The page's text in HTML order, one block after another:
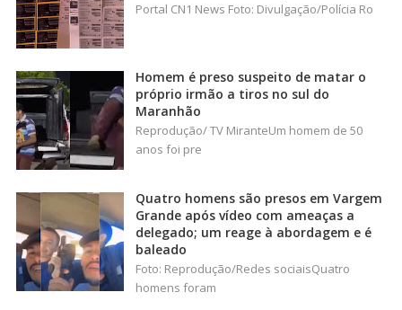
Portal CN1 News Foto: Divulgação/Polícia Ro
Homem é preso suspeito de matar o
próprio irmão a tiros no sul do
Maranhão
Reprodução/ TV MiranteUm homem de 50
anos foi pre
Quatro homens são presos em Vargem
Grande após vídeo com ameaças a
delegado; um reage à abordagem e é
baleado
Foto: Reprodução/Redes sociaisQuatro
homens foram